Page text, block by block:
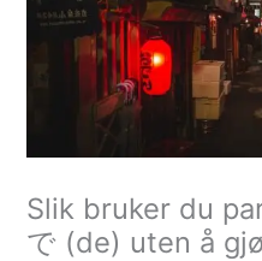
Slik bruker du
で (de) uten å